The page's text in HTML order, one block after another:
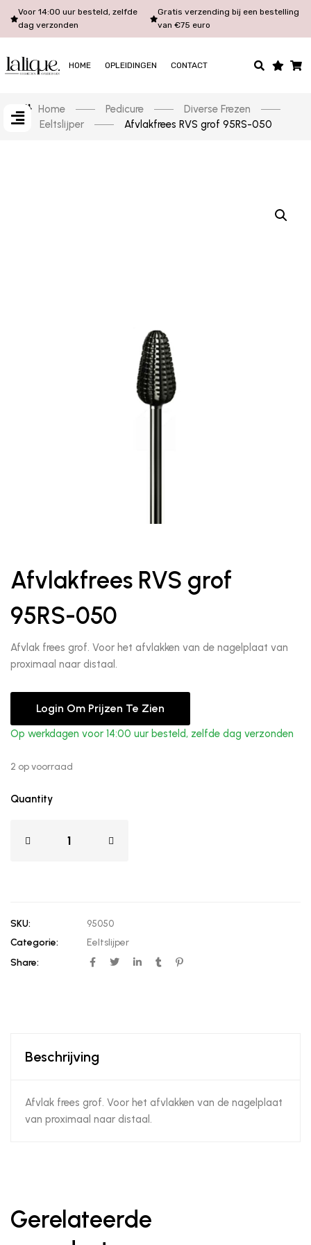
Voor 14:00 uur besteld, zelfde
dag verzonden
Gratis verzending bij een bestelling
van €75 euro
HOME OPLEIDINGEN CONTACT
Home Pedicure
Diverse Frezen
Eeltslijper
Afvlakfrees RVS grof 95RS-050
Afvlakfrees RVS grof
95RS-050
Afvlak frees grof. Voor het afvlakken van de nagelplaat van
proximaal naar distaal.
Login Om Prijzen Te Zien
Op werkdagen voor 14:00 uur besteld, zelfde dag verzonden
2 op voorraad
Quantity
SKU:
95050
Categorie:
Eeltslijper
Share:
Beschrijving
Afvlak frees grof. Voor het afvlakken van de nagelplaat
van proximaal naar distaal.
Gerelateerde